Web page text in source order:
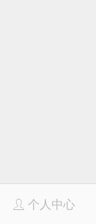
个人中心